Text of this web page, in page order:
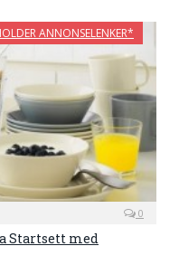
ANNONSELENKER*
0
Startsett med